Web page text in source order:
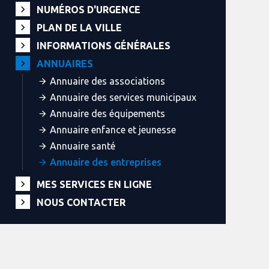
NUMÉROS D'URGENCE
PLAN DE LA VILLE
INFORMATIONS GÉNÉRALES
ANNUAIRES
Annuaire des associations
Annuaire des services municipaux
Annuaire des équipements
Annuaire enfance et jeunesse
Annuaire santé
Annuaire des entreprises
MES SERVICES EN LIGNE
NOUS CONTACTER